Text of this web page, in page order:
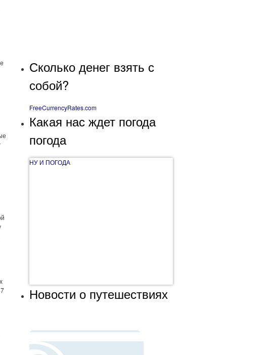
Сколько денег взять с
собой?
FreeCurrencyRates.com
Какая нас ждет погода
погода
НУ И ПОГОДА
Новости о путешествиях